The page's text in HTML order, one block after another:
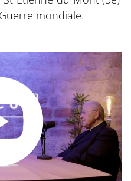
mondiale.